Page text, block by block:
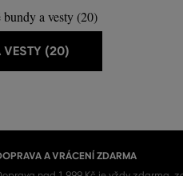
a vesty (20)
VESTY (20)
A VRÁCENÍ ZDARMA